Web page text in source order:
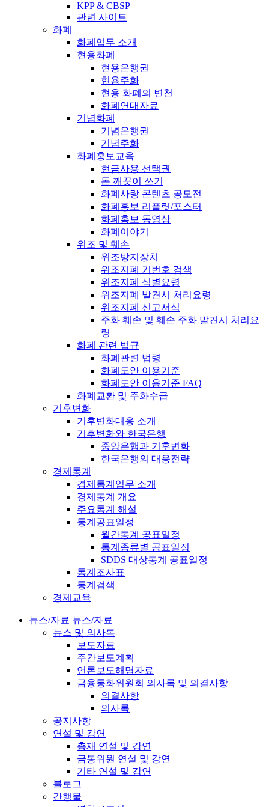
KPP & CBSP
관련 사이트
화폐
화폐업무 소개
현용화폐
현용은행권
현용주화
현용 화폐의 변천
화폐연대자료
기념화폐
기념은행권
기념주화
화폐홍보교육
현금사용 선택권
돈 깨끗이 쓰기
화폐사랑 콘텐츠 공모전
화폐홍보 리플릿/포스터
화폐홍보 동영상
화폐이야기
위조 및 훼손
위조방지장치
위조지폐 기번호 검색
위조지폐 식별요령
위조지폐 발견시 처리요령
위조지폐 신고서식
주화 훼손 및 훼손 주화 발견시 처리요
령
화폐 관련 법규
화폐관련 법령
화폐도안 이용기준
화폐도안 이용기준 FAQ
화폐교환 및 주화수급
기후변화
기후변화대응 소개
기후변화와 한국은행
중앙은행과 기후변화
한국은행의 대응전략
경제통계
경제통계업무 소개
경제통계 개요
주요통계 해설
통계공표일정
월간통계 공표일정
통계종류별 공표일정
SDDS 대상통계 공표일정
통계조사표
통계검색
경제교육
뉴스/자료 뉴스/자료
뉴스 및 의사록
보도자료
주간보도계획
언론보도해명자료
금융통화위원회 의사록 및 의결사항
의결사항
의사록
공지사항
연설 및 강연
총재 연설 및 강연
금통위원 연설 및 강연
기타 연설 및 강연
블로그
간행물